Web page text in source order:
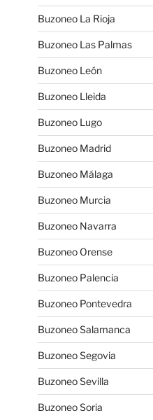
Buzoneo La Rioja
Buzoneo Las Palmas
Buzoneo León
Buzoneo Lleida
Buzoneo Lugo
Buzoneo Madrid
Buzoneo Málaga
Buzoneo Murcia
Buzoneo Navarra
Buzoneo Orense
Buzoneo Palencia
Buzoneo Pontevedra
Buzoneo Salamanca
Buzoneo Segovia
Buzoneo Sevilla
Buzoneo Soria